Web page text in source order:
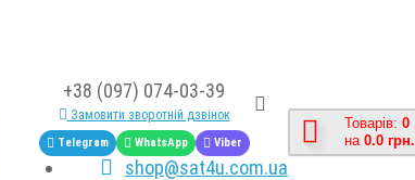
+38 (097) 074-03-39
Замовити зворотній дзвінок
Telegram WhatsApp Viber
shop@sat4u.com.ua
Товарів: 0
на 0.0 грн.